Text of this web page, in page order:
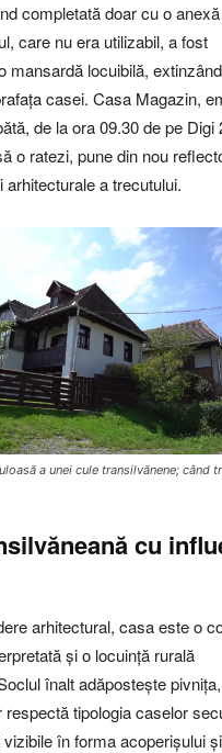
completată doar cu o anexă
care nu era utilizabil, a fost
mansardă locuibilă, extinzând
casei. Casa Magazin,
de la ora 09.30 de pe Digi
o ratezi, pune din nou
arhitecturale a trecutului.
a unei cule transilvănene; când
cu
arhitectural, casa este o
și o locuință rurală
înalt adăpostește
respectă tipologia caselor
în forma acoperișului și